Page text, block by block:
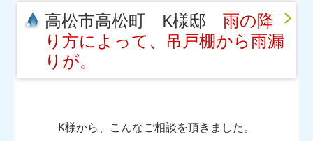
高松市高松町 K様邸雨の降
り方によって、吊戸棚から雨漏
りが。
K様から、こんなご相談を頂きました。